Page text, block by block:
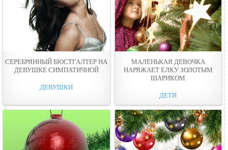
СЕРЕБРЯННЫЙ БЮСТГАЛТЕР НА
ДЕВУШКЕ СИМПАТИЧНОЙ
ДЕВУШКИ
МАЛЕНЬКАЯ ДЕВОЧКА
НАРЯЖАЕТ ЕЛКУ ЗОЛОТЫМ
ШАРИКОМ
ДЕТИ